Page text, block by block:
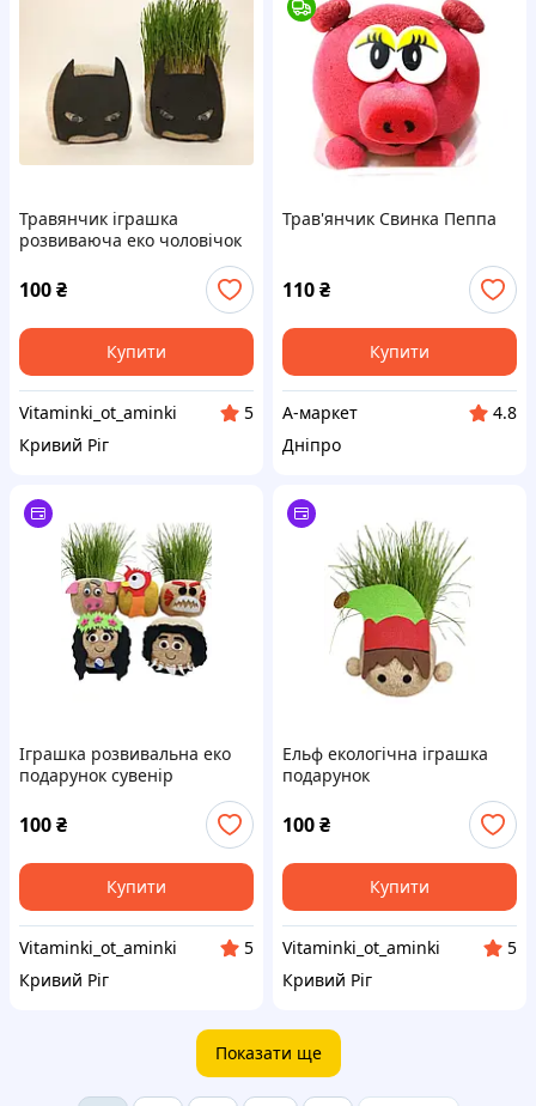
Травянчик іграшка
розвиваюча еко чоловічок
100₴
Купити
Vitaminki_ot_aminki
5
Кривий Ріг
Трав'янчик Свинка Пеппа
110₴
Купити
А-маркет
4.8
Дніпро
Іграшка розвивальна еко
подарунок сувенір
100₴
Купити
Vitaminki_ot_aminki
5
Кривий Ріг
Ельф екологічна іграшка
подарунок
100₴
Купити
Vitaminki_ot_aminki
5
Кривий Ріг
Показати ще